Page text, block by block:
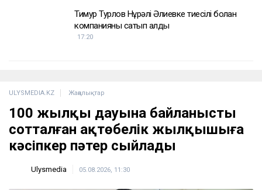
Тимур Турлов Нұрәлі Әлиевке тиесілі болған
компанияны сатып алды
17:20
ULYSMEDIA.KZ Жаңалықтар
100 жылқы дауына байланысты
сотталған ақтөбелік жылқышыға
кәсіпкер пәтер сыйлады
Ulysmedia 05.08.2026, 11:30